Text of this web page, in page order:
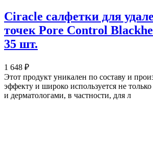
Ciracle салфетки для
точек Pore Control
35 шт.
1 648 ₽
Этот продукт уникален по составу и
эффекту и широко используется не
и дерматологами, в частности, для л